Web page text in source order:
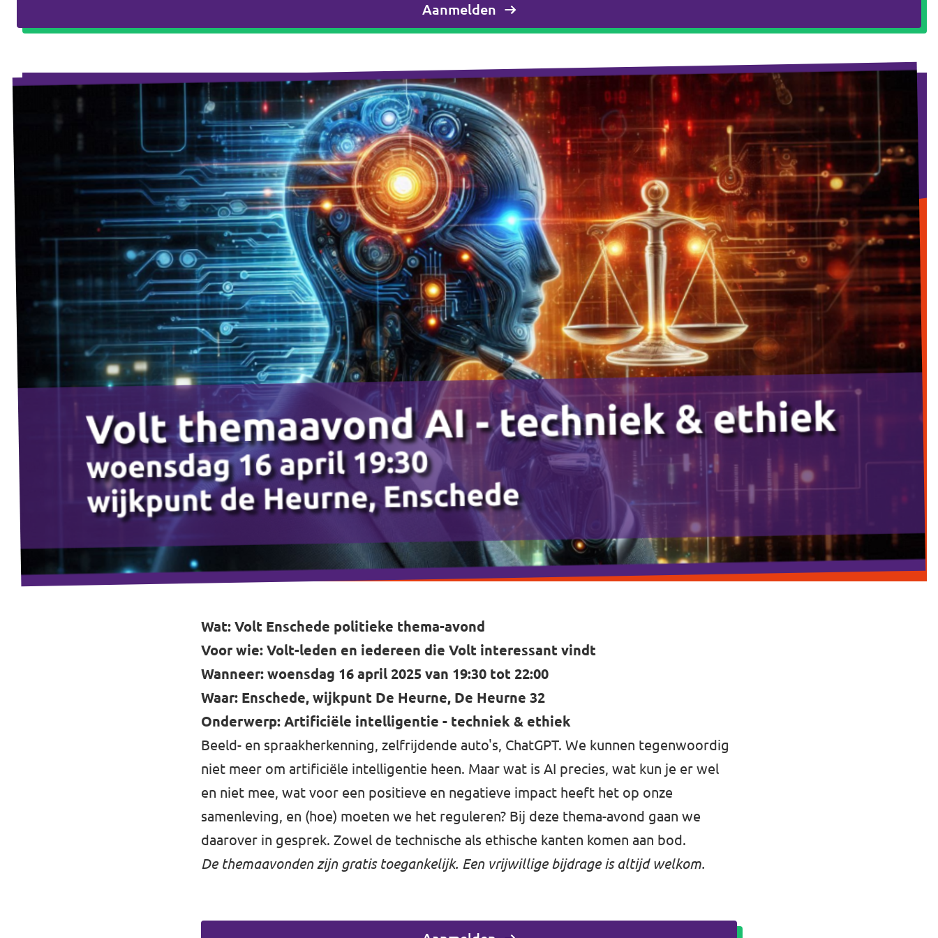
Agenda
Gemeenteraadsverkiezingen 2026
Voor leden
Deventer
Enschede
Hengelo
Zwolle
Aanmelden
Wat: Volt Enschede politieke thema-avond
Voor wie: Volt-leden en iedereen die Volt interessant vindt
Wanneer: woensdag 16 april 2025 van 19:30 tot 22:00
Waar: Enschede, wijkpunt De Heurne, De Heurne 32
Onderwerp: Artificiële intelligentie - techniek & ethiek
Beeld- en spraakherkenning, zelfrijdende auto's, ChatGPT. We kunnen tegenwoordig
niet meer om artificiële intelligentie heen. Maar wat is AI precies, wat kun je er wel
en niet mee, wat voor een positieve en negatieve impact heeft het op onze
samenleving, en (hoe) moeten we het reguleren? Bij deze thema-avond gaan we
daarover in gesprek. Zowel de technische als ethische kanten komen aan bod.
De themaavonden zijn gratis toegankelijk. Een vrijwillige bijdrage is altijd welkom.